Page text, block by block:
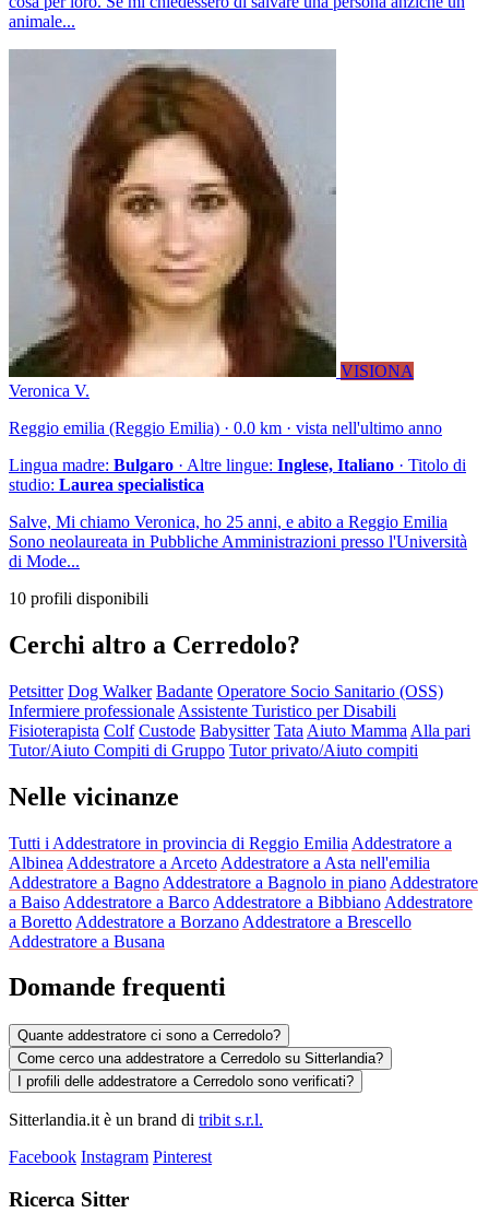
animale...
VISIONA
Veronica V.
Reggio emilia (Reggio Emilia) · 0.0 km · vista nell'ultimo anno
Lingua madre: Bulgaro · Altre lingue: Inglese, Italiano · Titolo di
studio: Laurea specialistica
Salve, Mi chiamo Veronica, ho 25 anni, e abito a Reggio Emilia
Sono neolaureata in Pubbliche Amministrazioni presso l'Università
di Mode...
10 profili disponibili
Cerchi altro a Cerredolo?
Petsitter Dog Walker Badante Operatore Socio Sanitario (OSS)
Infermiere professionale Assistente Turistico per Disabili
Fisioterapista Colf Custode Babysitter Tata Aiuto Mamma Alla pari
Tutor/Aiuto Compiti di Gruppo Tutor privato/Aiuto compiti
Nelle vicinanze
Tutti i Addestratore in provincia di Reggio Emilia Addestratore a
Albinea Addestratore a Arceto Addestratore a Asta nell'emilia
Addestratore a Bagno Addestratore a Bagnolo in piano Addestratore
a Baiso Addestratore a Barco Addestratore a Bibbiano Addestratore
a Boretto Addestratore a Borzano Addestratore a Brescello
Addestratore a Busana
Domande frequenti
Quante addestratore ci sono a Cerredolo?
Come cerco una addestratore a Cerredolo su Sitterlandia?
I profili delle addestratore a Cerredolo sono verificati?
Sitterlandia.it è un brand di tribit s.r.l.
Facebook Instagram Pinterest
Ricerca Sitter